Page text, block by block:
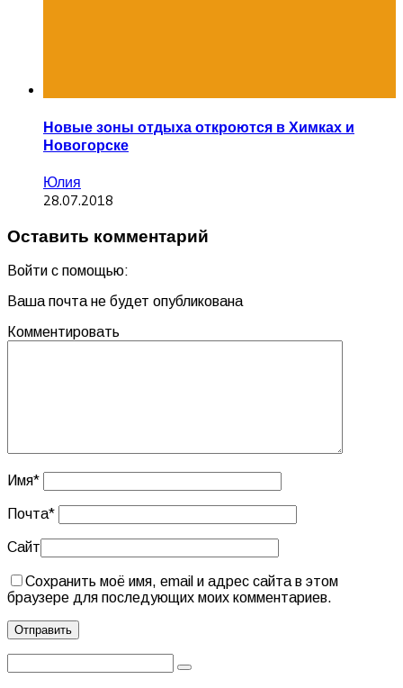
Новые зоны отдыха откроются в Химках и
Новогорске
Юлия
28.07.2018
Оставить комментарий
Войти с помощью:
Ваша почта не будет опубликована
Комментировать
Имя*
Почта*
Сайт
Сохранить моё имя, email и адрес сайта в этом
браузере для последующих моих комментариев.